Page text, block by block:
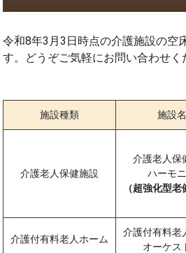
令和8年3月3日時点の介護施設の空
す。どうぞご気軽にお問い合わせく
施設種類 施設名
介護老人保健施設
介護老人保
ハーモ
（超強化型老
介護付有料老人ホーム
介護付有料老
オーケス